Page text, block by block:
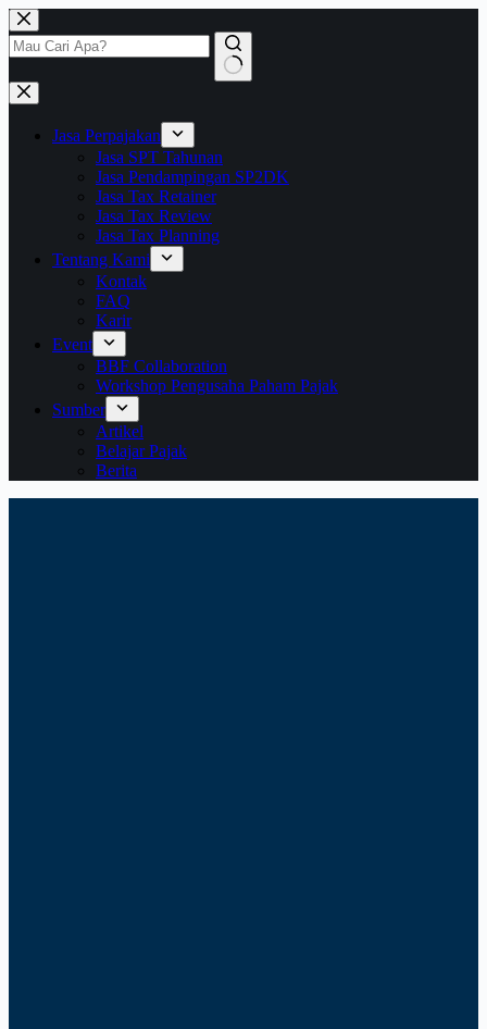
Skip
to
content
No
results
Jasa Perpajakan
Jasa SPT Tahunan
Jasa Pendampingan SP2DK
Jasa Tax Retainer
Jasa Tax Review
Jasa Tax Planning
Tentang Kami
Kontak
FAQ
Karir
Event
BBF Collaboration
Workshop Pengusaha Paham Pajak
Sumber
Artikel
Belajar Pajak
Berita